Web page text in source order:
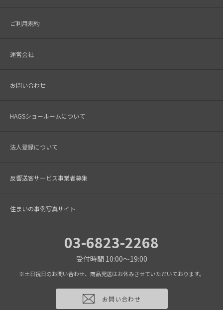
ご利用規約
運営会社
お問い合わせ
HAGSショールームについて
法人登録について
反響送客サービス事業者募集
住まいの事例写真サイト
03-6823-2268
受付時間 10:00～19:00
※土日祝日のお問い合わせ、商品発送はお休みさせていただいております。
お問い合わせ